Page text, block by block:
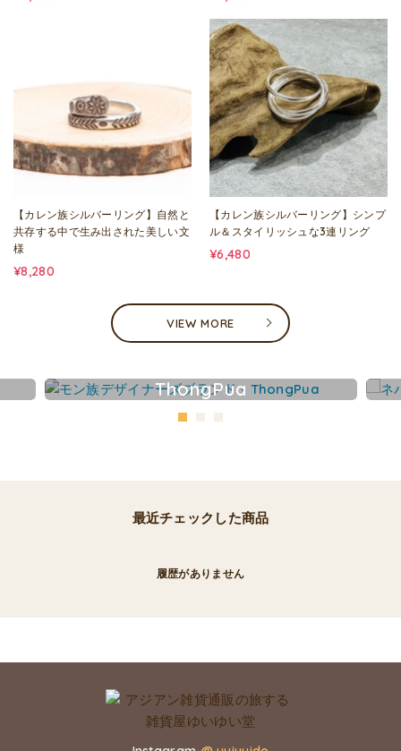
【カレン族シルバーリング】自然と
共存する中で生み出された美しい文
様
¥8,280
【カレン族シルバーリング】シンプ
ル＆スタイリッシュな3連リング
¥6,480
VIEW MORE
ThongPua
最近チェックした商品
履歴がありません